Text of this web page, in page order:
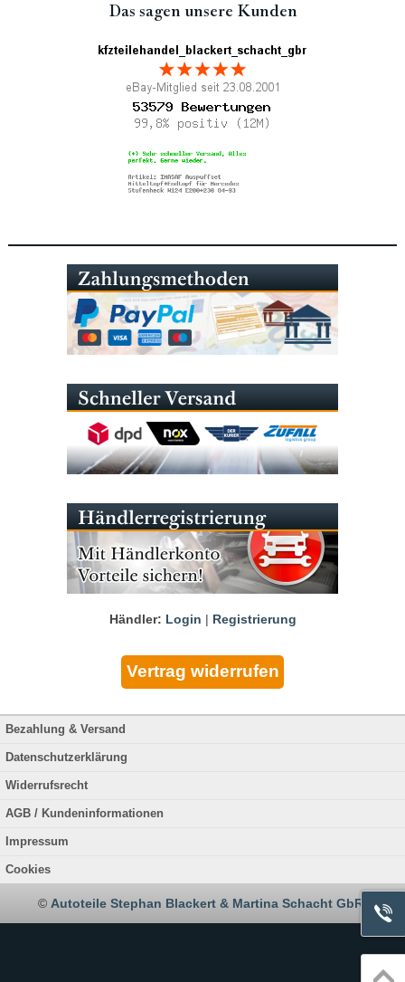
Das sagen unsere Kunden
Händler: Login | Registrierung
Bezahlung & Versand
Datenschutzerklärung
Widerrufsrecht
AGB / Kundeninformationen
Impressum
Cookies
© Autoteile Stephan Blackert & Martina Schacht GbR